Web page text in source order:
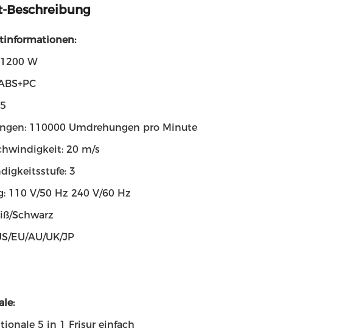
Beschreibung
W
110000 Umdrehungen pro Minute
20 m/s
3
110 V/50 Hz 240 V/60 Hz
Schwarz
EU/AU/UK/JP
5 in 1 Frisur einfach